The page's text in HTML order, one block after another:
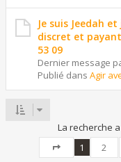
Je suis Jeedah
discret et
53 09
Dernier message
Publié dans Agir
La recherche
1 2